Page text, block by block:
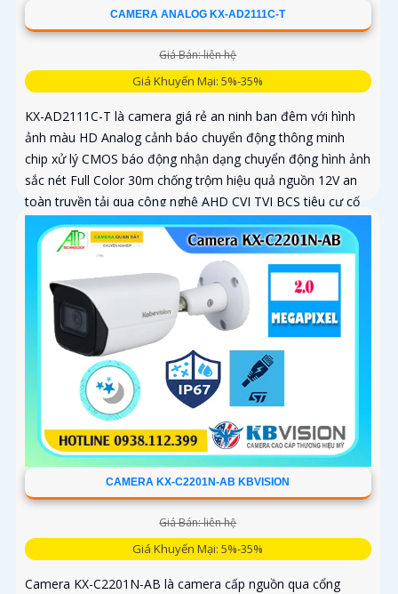
CAMERA ANALOG KX-AD2111C-T
Giá Bán: liên hệ
Giá Khuyến Mại: 5%-35%
KX-AD2111C-T là camera giá rẻ an ninh ban đêm với hình
ảnh màu HD Analog cảnh báo chuyển động thông minh
chip xử lý CMOS báo động nhận dạng chuyển động hình ảnh
sắc nét Full Color 30m chống trộm hiệu quả nguồn 12V an
toàn truyền tải qua công nghệ AHD CVI TVI BCS tiêu cự cố
định 3. 6mm và đầu ghi chức năng xem ban đêm màu
CAMERA KX-C2201N-AB KBVISION
Giá Bán: liên hệ
Giá Khuyến Mại: 5%-35%
Camera KX-C2201N-AB là camera cấp nguồn qua cổng